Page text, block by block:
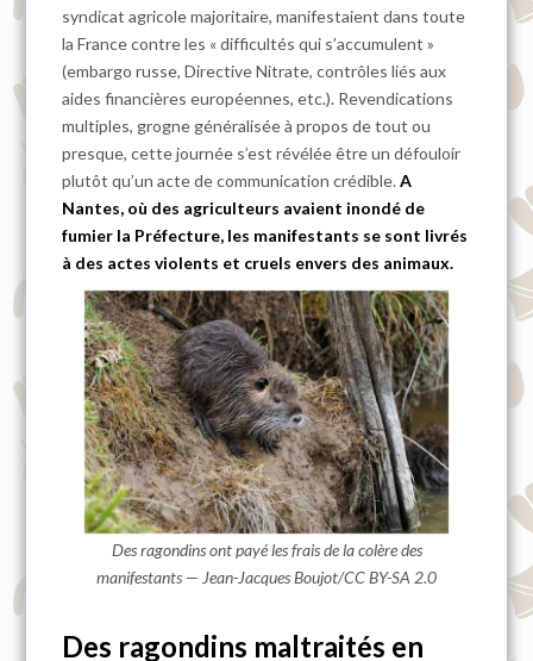
syndicat agricole majoritaire, manifestaient dans toute
la France contre les « difficultés qui s’accumulent »
(embargo russe, Directive Nitrate, contrôles liés aux
aides financières européennes, etc.). Revendications
multiples, grogne généralisée à propos de tout ou
presque, cette journée s’est révélée être un défouloir
plutôt qu’un acte de communication crédible.A
Nantes, où des agriculteurs avaient inondé de
fumier la Préfecture, les manifestants se sont livrés
à des actes violents et cruels envers des animaux.
Desragondinsont payé les frais de la colère des
manifestants — Jean-Jacques Boujot/CC BY-SA 2.0
Des ragondins maltraités en